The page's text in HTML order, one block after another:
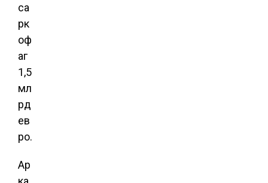
са
рк
оф
аг
1,5
мл
рд
ев
ро.
Ар